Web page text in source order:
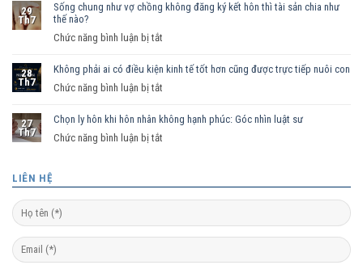
nữ
vợ
trường
pháp
luật
29
Th7
Sống chung như vợ chồng không đăng ký kết hôn thì tài sản chia như
thế nào?
Chức năng bình luận bị tắt
chung
chồng
hôn
28
Th7
Không phải ai có điều kiện kinh tế tốt hơn cũng được trực tiếp nuôi con
Chức năng bình luận bị tắt
phải
kiện
kinh
27
Th7
Chọn ly hôn khi hôn nhân không hạnh phúc: Góc nhìn luật sư
Chức năng bình luận bị tắt
hôn
khi
nhân
LIÊN HỆ